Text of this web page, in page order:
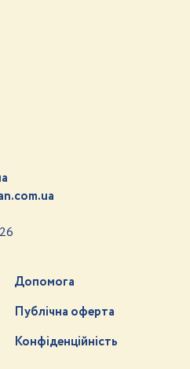
Допомога
Публічна оферта
Конфіденційність